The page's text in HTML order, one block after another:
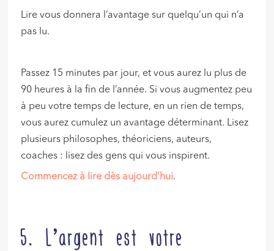
Lire vous donnera l’avantage sur quelqu’un qui n’a
pas lu.
Passez 15 minutes par jour, et vous aurez lu plus de
90 heures à la fin de l’année. Si vous augmentez peu
à peu votre temps de lecture, en un rien de temps,
vous aurez cumulez un avantage déterminant. Lisez
plusieurs philosophes, théoriciens, auteurs,
coaches : lisez des gens qui vous inspirent.
Commencez à lire dès aujourd’hui.
5. L’argent est votre